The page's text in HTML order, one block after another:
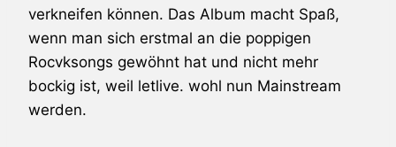
verkneifen können. Das Album macht Spaß,
wenn man sich erstmal an die poppigen
Rocvksongs gewöhnt hat und nicht mehr
bockig ist, weil letlive. wohl nun Mainstream
werden.